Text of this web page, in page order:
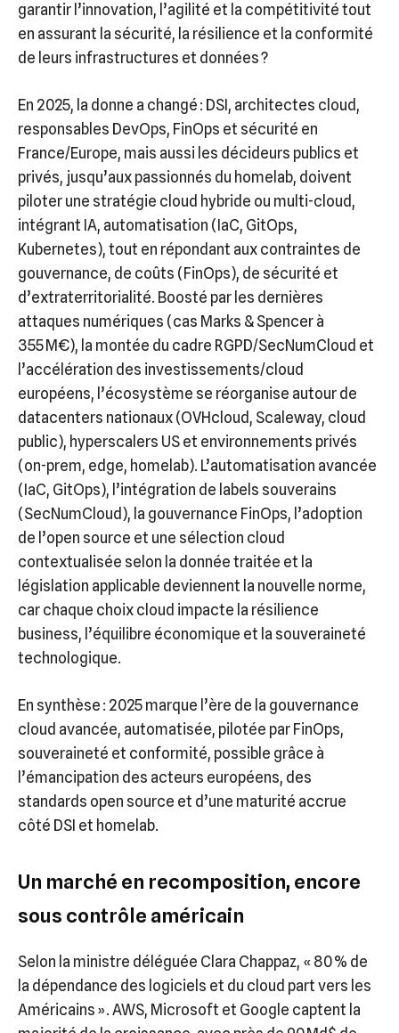
garantir l’innovation, l’agilité et la compétitivité tout
en assurant la sécurité, la résilience et la conformité
de leurs infrastructures et données ?
En 2025, la donne a changé : DSI, architectes cloud,
responsables DevOps, FinOps et sécurité en
France/Europe, mais aussi les décideurs publics et
privés, jusqu’aux passionnés du homelab, doivent
piloter une stratégie cloud hybride ou multi-cloud,
intégrant IA, automatisation (IaC, GitOps,
Kubernetes), tout en répondant aux contraintes de
gouvernance, de coûts (FinOps), de sécurité et
d’extraterritorialité. Boosté par les dernières
attaques numériques (cas Marks & Spencer à
355 M€), la montée du cadre RGPD/SecNumCloud et
l’accélération des investissements/cloud
européens, l’écosystème se réorganise autour de
datacenters nationaux (OVHcloud, Scaleway, cloud
public), hyperscalers US et environnements privés
(on-prem, edge, homelab). L’automatisation avancée
(IaC, GitOps), l’intégration de labels souverains
(SecNumCloud), la gouvernance FinOps, l’adoption
de l’open source et une sélection cloud
contextualisée selon la donnée traitée et la
législation applicable deviennent la nouvelle norme,
car chaque choix cloud impacte la résilience
business, l’équilibre économique et la souveraineté
technologique.
En synthèse : 2025 marque l’ère de la gouvernance
cloud avancée, automatisée, pilotée par FinOps,
souveraineté et conformité, possible grâce à
l’émancipation des acteurs européens, des
standards open source et d’une maturité accrue
côté DSI et homelab.
Un marché en recomposition, encore
sous contrôle américain
Selon la ministre déléguée Clara Chappaz, « 80 % de
la dépendance des logiciels et du cloud part vers les
Américains ». AWS, Microsoft et Google captent la